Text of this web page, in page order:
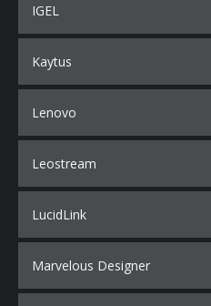
IGEL
Kaytus
Lenovo
Leostream
LucidLink
Marvelous Designer